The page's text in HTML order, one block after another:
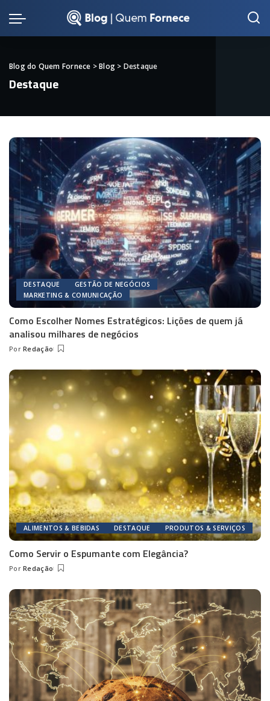
Blog do Quem Fornece >Blog > Destaque
Destaque
DESTAQUE
GESTÃO DE NEGÓCIOS
MARKETING & COMUNICAÇÃO
Como Escolher Nomes Estratégicos: Lições de quem já
analisou milhares de negócios
Posted
Por Redação
ALIMENTOS & BEBIDAS DESTAQUE PRODUTOS & SERVIÇOS
Como Servir o Espumante com Elegância?
Posted
Por Redação